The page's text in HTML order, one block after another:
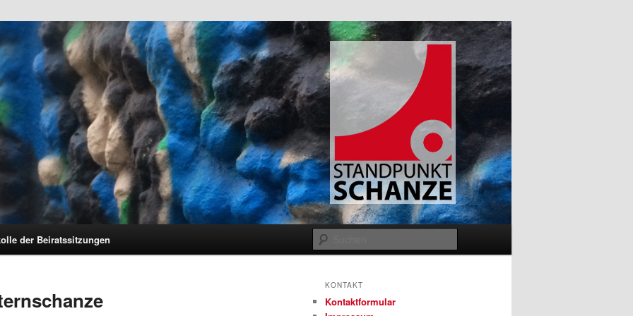
e.V.
e.V. und den Hamburger Stadtteil Sternschanze
der Beiratssitzungen
KONTAKT
Kontaktformular